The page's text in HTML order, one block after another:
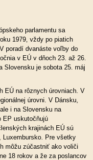
parlamentu sa
1979, vždy po piatich
poradí dvanáste voľby do
v EÚ v dňoch 23. až 26.
Slovensku je sobota 25. máj
EÚ na rôznych úrovniach. V
úrovni. V Dánsku,
i na Slovensku na
EP uskutočňujú
krajinách EÚ sú
Luxembursko. Pre všetky
môžu zúčastniť ako voliči
18 rokov a že za poslancov